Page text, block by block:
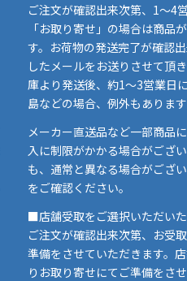
ご注文が確認出来次第、1～4
「お取り寄せ」の場合は商品
す。お荷物の発送完了が確認
したメールをお送りさせて頂
庫より発送後、約1～3営業日
島などの場合、例外もありま
メーカー直送品など一部商品
入に制限がかかる場合がござ
も、通常と異なる場合がござ
をご確認ください。
■店舗受取をご選択いただい
ご注文が確認出来次第、お受
準備をさせていただきます。
りお取り寄せにてご準備をさ